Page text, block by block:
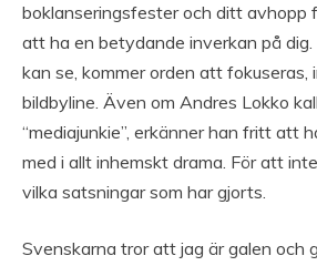
boklanseringsfester och ditt avhopp
att ha en betydande inverkan på
kan se, kommer orden att fokuseras,
bildbyline. Även om Andres Lokko
“mediajunkie”, erkänner han fritt att
med i allt inhemskt drama. För att
vilka satsningar som har gjorts.
Svenskarna tror att jag är galen och